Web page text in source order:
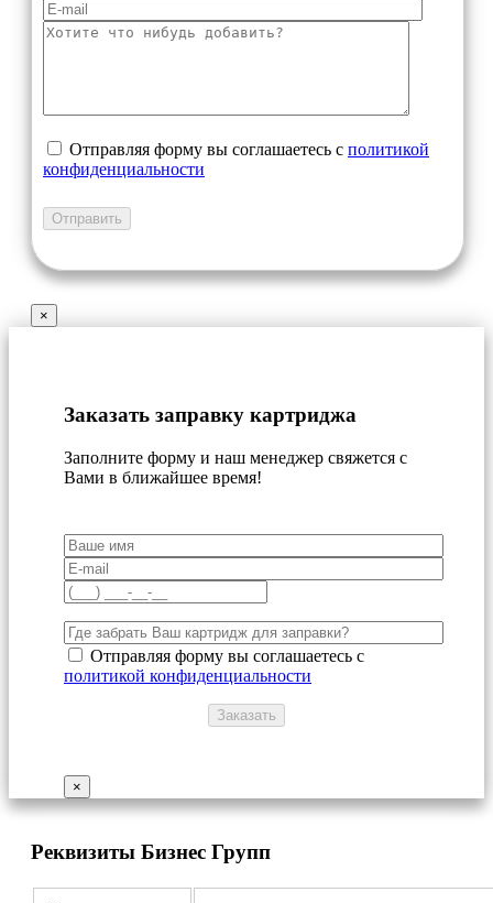
Отправляя форму вы соглашаетесь с политикой
конфиденциальности
×
Заказать заправку картриджа
Заполните форму и наш менеджер свяжется с
Вами в ближайшее время!
Отправляя форму вы соглашаетесь с
политикой конфиденциальности
×
Реквизиты Бизнес Групп